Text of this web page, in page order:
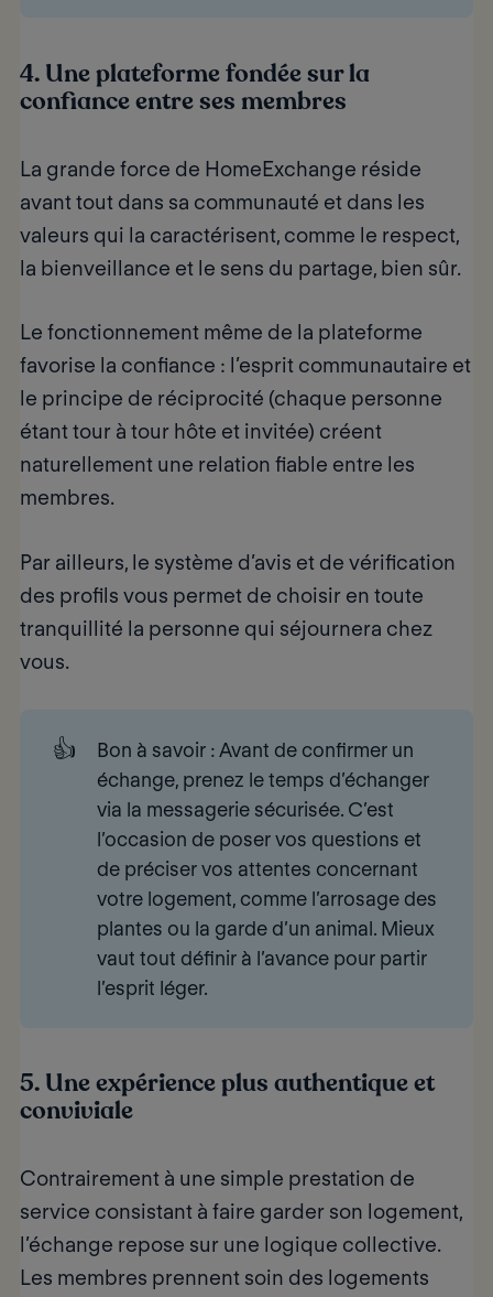
4. Une plateforme fondée sur la
confiance entre ses membres
La grande force de HomeExchange réside
avant tout dans sa communauté et dans les
valeurs qui la caractérisent, comme le respect,
la bienveillance et le sens du partage, bien sûr.
Le fonctionnement même de la plateforme
favorise la confiance : l’esprit communautaire et
le principe de réciprocité (chaque personne
étant tour à tour hôte et invitée) créent
naturellement une relation fiable entre les
membres.
Par ailleurs, le système d’avis et de vérification
des profils vous permet de choisir en toute
tranquillité la personne qui séjournera chez
vous.
👍 Bon à savoir : Avant de confirmer un
échange, prenez le temps d’échanger
via la messagerie sécurisée. C’est
l’occasion de poser vos questions et
de préciser vos attentes concernant
votre logement, comme l’arrosage des
plantes ou la garde d’un animal. Mieux
vaut tout définir à l’avance pour partir
l’esprit léger.
5. Une expérience plus authentique et
conviviale
Contrairement à une simple prestation de
service consistant à faire garder son logement,
l’échange repose sur une logique collective.
Les membres prennent soin des logements